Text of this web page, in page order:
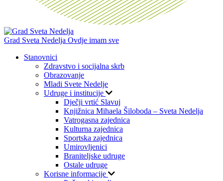
Grad Sveta Nedelja Ovdje imam sve
Stanovnici
Zdravstvo i socijalna skrb
Obrazovanje
Mladi Svete Nedelje
Udruge i institucije
Dječji vrtić Slavuj
Knjižnica Mihaela Šiloboda – Sveta Nedelja
Vatrogasna zajednica
Kulturna zajednica
Sportska zajednica
Umirovljenici
Braniteljske udruge
Ostale udruge
Korisne informacije